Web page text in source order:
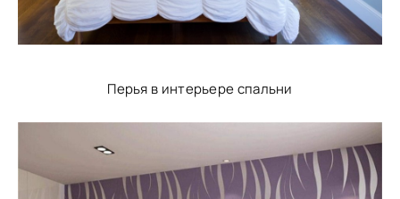
Перья в интерьере спальни